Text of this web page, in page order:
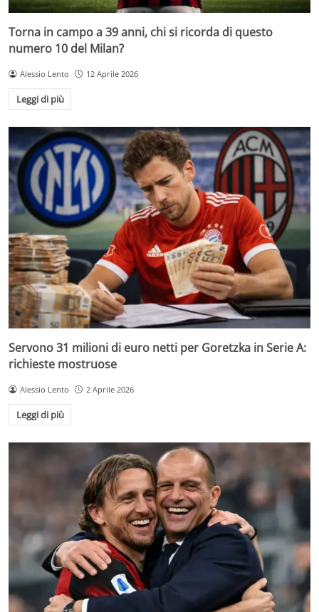
Torna in campo a 39 anni, chi si ricorda di questo
numero 10 del Milan?
Alessio Lento 12 Aprile 2026
Leggi di più
Servono 31 milioni di euro netti per Goretzka in Serie A:
richieste mostruose
Alessio Lento 2 Aprile 2026
Leggi di più